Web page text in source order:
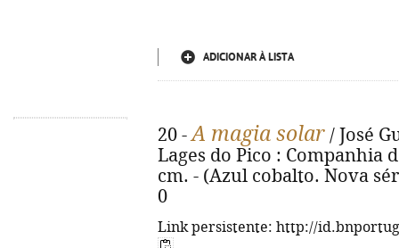
ADICIONAR À LISTA
20 -A magia solar / José
Lages do Pico : Companhia
cm. - (Azul cobalto. Nova
0
Link persistente: http://